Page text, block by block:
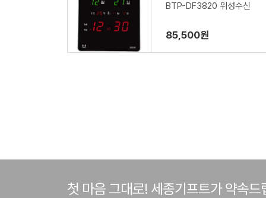
BTP-DF3820 위성수신
85,500원
첫 마음 그대로! 세종기프트가 약속드